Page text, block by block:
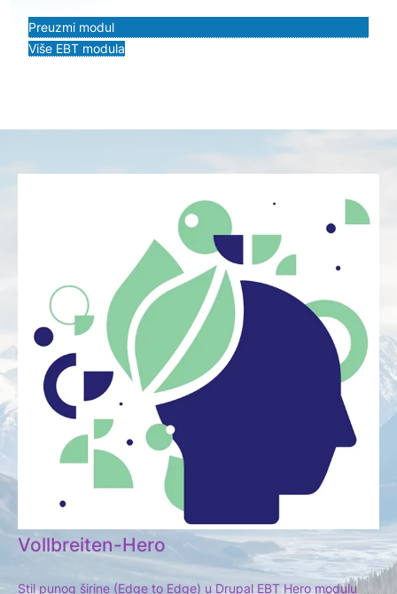
Preuzmi modul
Više EBT modula
Vollbreiten-Hero
Stil punog širine (Edge to Edge) u Drupal EBT Hero modulu